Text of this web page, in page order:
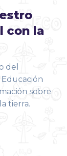
con la
del
sobre
tierra.